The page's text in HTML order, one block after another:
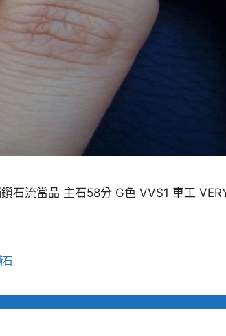
石流當品 主石58分 G色 VVS1 車工
石